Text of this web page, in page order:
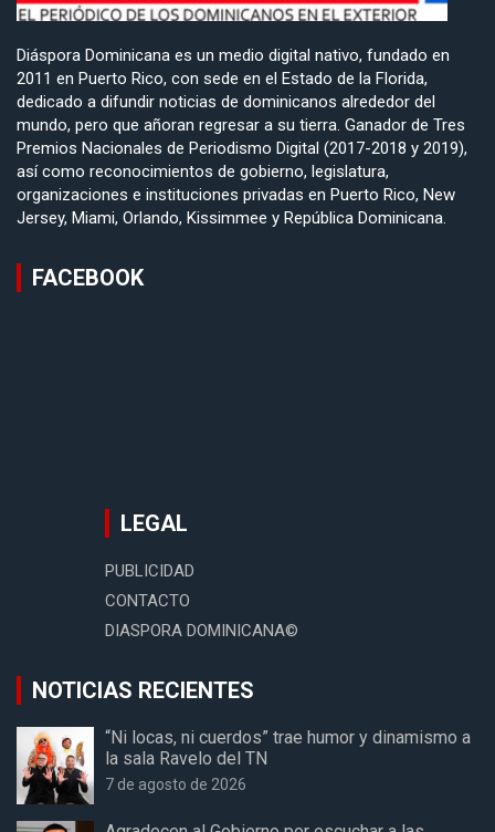
Diáspora Dominicana es un medio digital nativo, fundado en
2011 en Puerto Rico, con sede en el Estado de la Florida,
dedicado a difundir noticias de dominicanos alrededor del
mundo, pero que añoran regresar a su tierra. Ganador de Tres
Premios Nacionales de Periodismo Digital (2017-2018 y 2019),
así como reconocimientos de gobierno, legislatura,
organizaciones e instituciones privadas en Puerto Rico, New
Jersey, Miami, Orlando, Kissimmee y República Dominicana.
FACEBOOK
LEGAL
PUBLICIDAD
CONTACTO
DIASPORA DOMINICANA©
NOTICIAS RECIENTES
“Ni locas, ni cuerdos” trae humor y dinamismo a
la sala Ravelo del TN
7 de agosto de 2026